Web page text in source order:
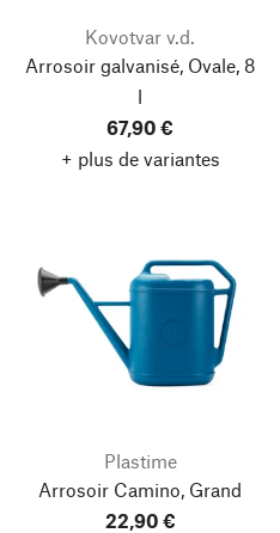
Kovotvar v.d.
Arrosoir galvanisé, Ovale, 8
l
67,90 €
+ plus de variantes
Plastime
Arrosoir Camino, Grand
22,90 €